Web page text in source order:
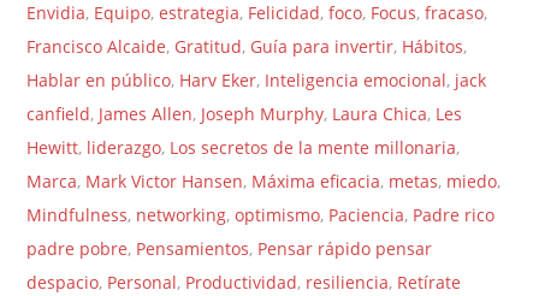
Envidia, Equipo,estrategia, Felicidad,foco, Focus,fracaso,
Francisco Alcaide, Gratitud, Guía para invertir, Hábitos,
Hablar en público, Harv Eker, Inteligencia emocional, jack
canfield, James Allen, Joseph Murphy, Laura Chica, Les
Hewitt, liderazgo, Los secretos de la mente millonaria,
Marca, Mark Victor Hansen, Máxima eficacia, metas, miedo,
Mindfulness, networking,optimismo, Paciencia, Padre rico
padre pobre, Pensamientos, Pensar rápido pensar
despacio, Personal, Productividad, resiliencia, Retírate